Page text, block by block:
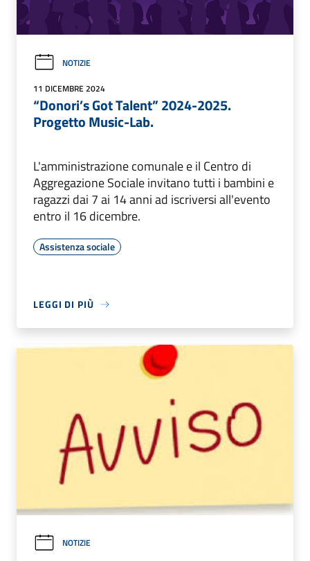
NOTIZIE
11 DICEMBRE 2024
“Donori’s Got Talent” 2024-2025.
Progetto Music-Lab.
L'amministrazione comunale e il Centro di
Aggregazione Sociale invitano tutti i bambini e
ragazzi dai 7 ai 14 anni ad iscriversi all'evento
entro il 16 dicembre.
Assistenza sociale
LEGGI DI PIÙ
NOTIZIE